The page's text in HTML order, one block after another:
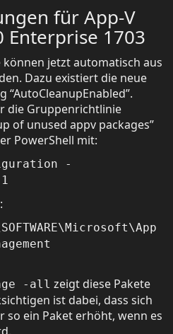
für App-V
Enterprise 1703
jetzt automatisch aus
Dazu existiert die neue
die Gruppenrichtlinie
of unused appv packages”
PowerShell mit:
-
-all zeigt diese Pakete
ist dabei, dass sich
so ein Paket erhöht, wenn es